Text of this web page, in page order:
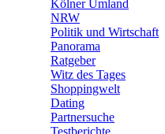
Kölner Umland
NRW
Politik und Wirtschaft
Panorama
Ratgeber
Witz des Tages
Shoppingwelt
Dating
Partnersuche
Testberichte